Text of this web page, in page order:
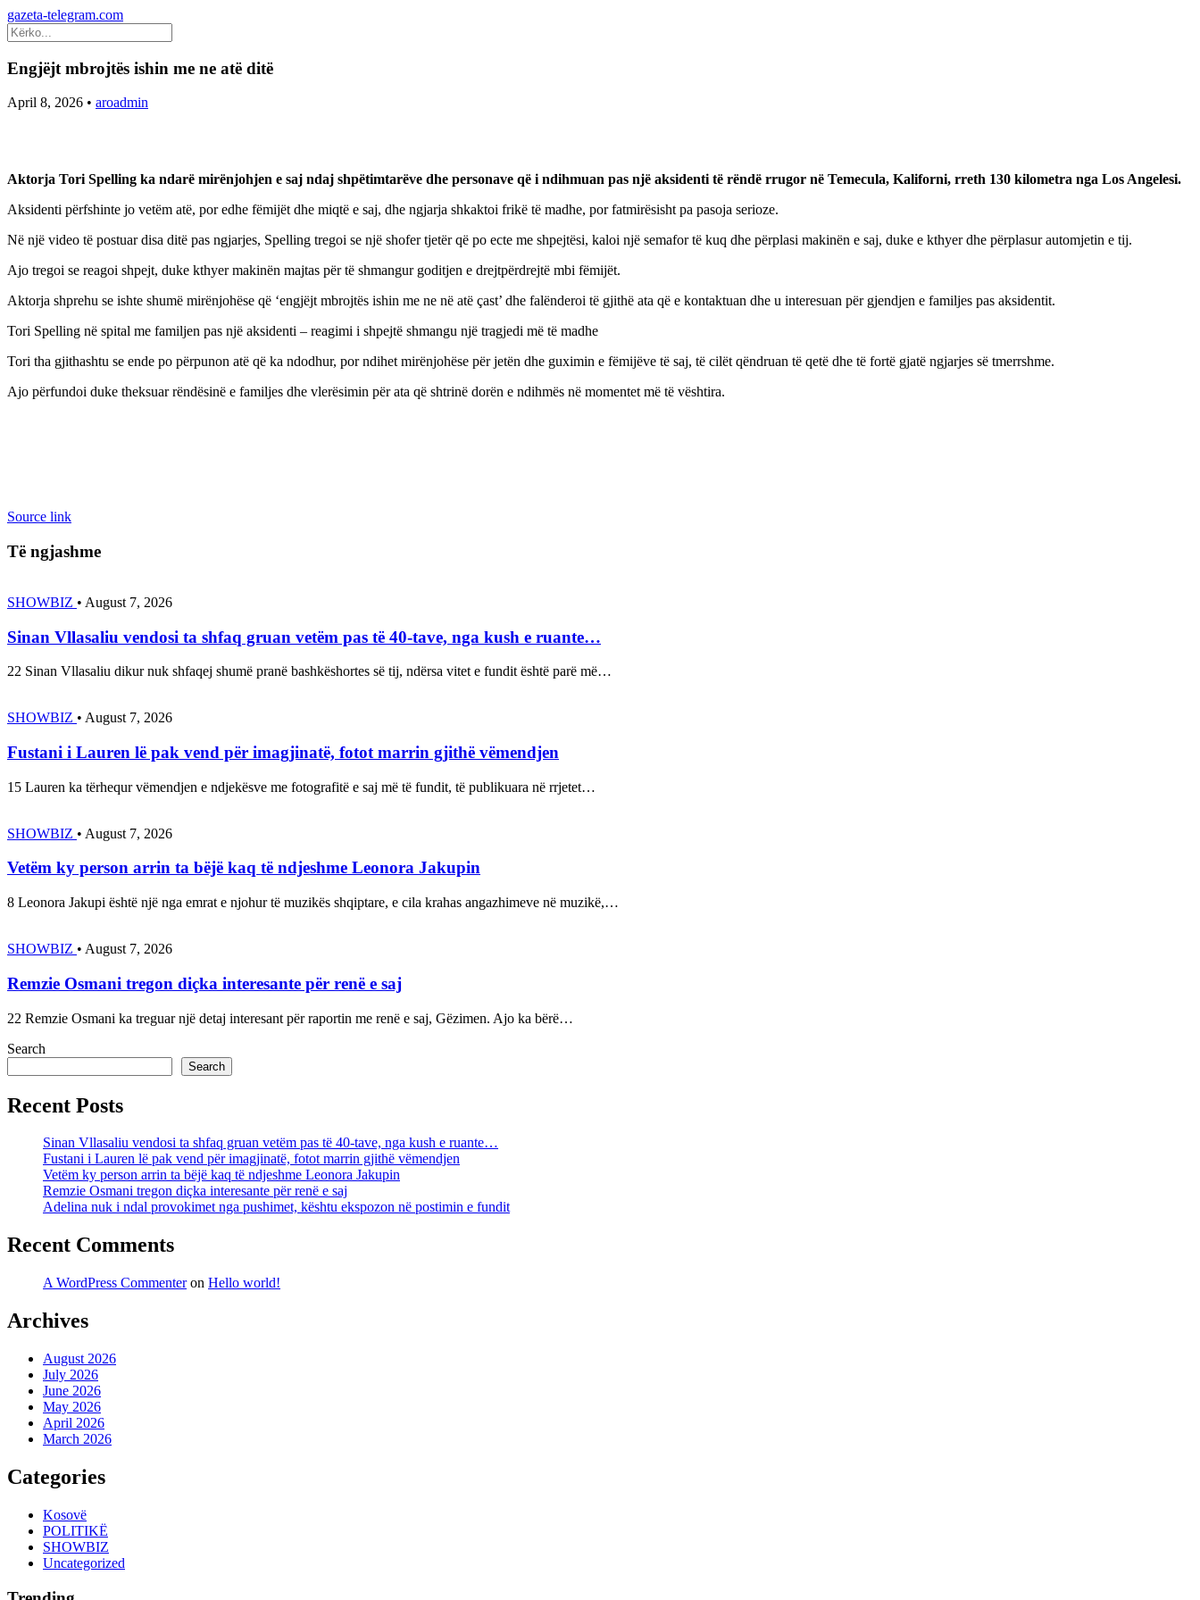
gazeta-telegram.com
Engjëjt mbrojtës ishin me ne atë ditë
April 8, 2026 • aroadmin
Aktorja Tori Spelling ka ndarë mirënjohjen e saj ndaj shpëtimtarëve dhe personave që i ndihmuan pas një aksidenti të rëndë rrugor në Temecula, Kaliforni, rreth 130 kilometra nga Los Angelesi.
Aksidenti përfshinte jo vetëm atë, por edhe fëmijët dhe miqtë e saj, dhe ngjarja shkaktoi frikë të madhe, por fatmirësisht pa pasoja serioze.
Në një video të postuar disa ditë pas ngjarjes, Spelling tregoi se një shofer tjetër që po ecte me shpejtësi, kaloi një semafor të kuq dhe përplasi makinën e saj, duke e kthyer dhe përplasur automjetin e tij.
Ajo tregoi se reagoi shpejt, duke kthyer makinën majtas për të shmangur goditjen e drejtpërdrejtë mbi fëmijët.
Aktorja shprehu se ishte shumë mirënjohëse që ‘engjëjt mbrojtës ishin me ne në atë çast’ dhe falënderoi të gjithë ata që e kontaktuan dhe u interesuan për gjendjen e familjes pas aksidentit.
Tori Spelling në spital me familjen pas një aksidenti – reagimi i shpejtë shmangu një tragjedi më të madhe
Tori tha gjithashtu se ende po përpunon atë që ka ndodhur, por ndihet mirënjohëse për jetën dhe guximin e fëmijëve të saj, të cilët qëndruan të qetë dhe të fortë gjatë ngjarjes së tmerrshme.
Ajo përfundoi duke theksuar rëndësinë e familjes dhe vlerësimin për ata që shtrinë dorën e ndihmës në momentet më të vështira.
Source link
Të ngjashme
SHOWBIZ • August 7, 2026
Sinan Vllasaliu vendosi ta shfaq gruan vetëm pas të 40-tave, nga kush e ruante…
22 Sinan Vllasaliu dikur nuk shfaqej shumë pranë bashkëshortes së tij, ndërsa vitet e fundit është parë më…
SHOWBIZ • August 7, 2026
Fustani i Lauren lë pak vend për imagjinatë, fotot marrin gjithë vëmendjen
15 Lauren ka tërhequr vëmendjen e ndjekësve me fotografitë e saj më të fundit, të publikuara në rrjetet…
SHOWBIZ • August 7, 2026
Vetëm ky person arrin ta bëjë kaq të ndjeshme Leonora Jakupin
8 Leonora Jakupi është një nga emrat e njohur të muzikës shqiptare, e cila krahas angazhimeve në muzikë,…
SHOWBIZ • August 7, 2026
Remzie Osmani tregon diçka interesante për renë e saj
22 Remzie Osmani ka treguar një detaj interesant për raportin me renë e saj, Gëzimen. Ajo ka bërë…
Search
Search
Recent Posts
Sinan Vllasaliu vendosi ta shfaq gruan vetëm pas të 40-tave, nga kush e ruante…
Fustani i Lauren lë pak vend për imagjinatë, fotot marrin gjithë vëmendjen
Vetëm ky person arrin ta bëjë kaq të ndjeshme Leonora Jakupin
Remzie Osmani tregon diçka interesante për renë e saj
Adelina nuk i ndal provokimet nga pushimet, kështu ekspozon në postimin e fundit
Recent Comments
A WordPress Commenteron Hello world!
Archives
August 2026
July 2026
June 2026
May 2026
April 2026
March 2026
Categories
Kosovë
POLITIKË
SHOWBIZ
Uncategorized